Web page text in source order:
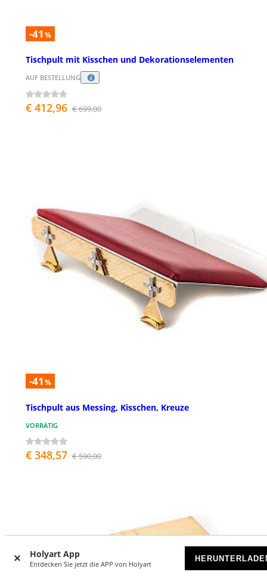
Holyart App
Entdecken Sie jetzt die APP von Holyart
-41 %
Tischpult mit Kisschen und Dekorationselementen
AUF BESTELLUNG
€ 412,96 € 699,00
-41 %
Tischpult aus Messing, Kisschen, Kreuze
VORRÄTIG
€ 348,57 € 590,00